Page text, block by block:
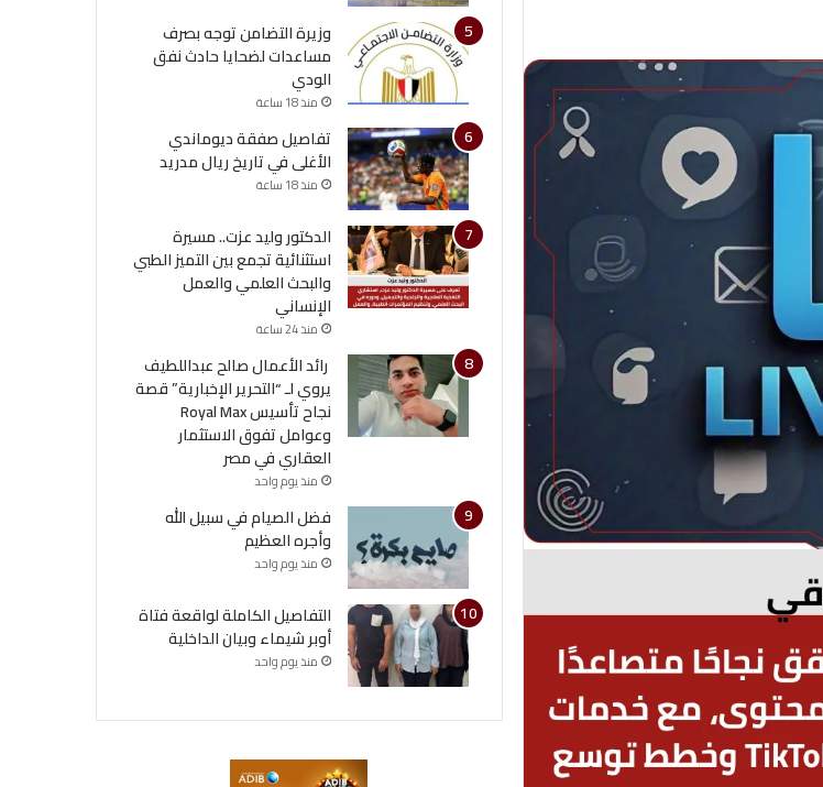
وزيرة التضامن توجه بصرف
مساعدات لضحايا حادث نفق
الودي
منذ 18 ساعة
تفاصيل صفقة ديوماندي
الأغلى في تاريخ ريال مدريد
منذ 18 ساعة
الدكتور وليد عزت.. مسيرة
استثنائية تجمع بين التميز الطبي
والبحث العلمي والعمل
الإنساني
منذ 24 ساعة
رائد الأعمال صالح عبداللطيف
يروي لـ “التحرير الإخبارية” قصة
نجاح تأسيس Royal Max
وعوامل تفوق الاستثمار
العقاري في مصر
منذ يوم واحد
فضل الصيام في سبيل الله
وأجره العظيم
منذ يوم واحد
التفاصيل الكاملة لواقعة فتاة
أوبر شيماء وبيان الداخلية
منذ يوم واحد